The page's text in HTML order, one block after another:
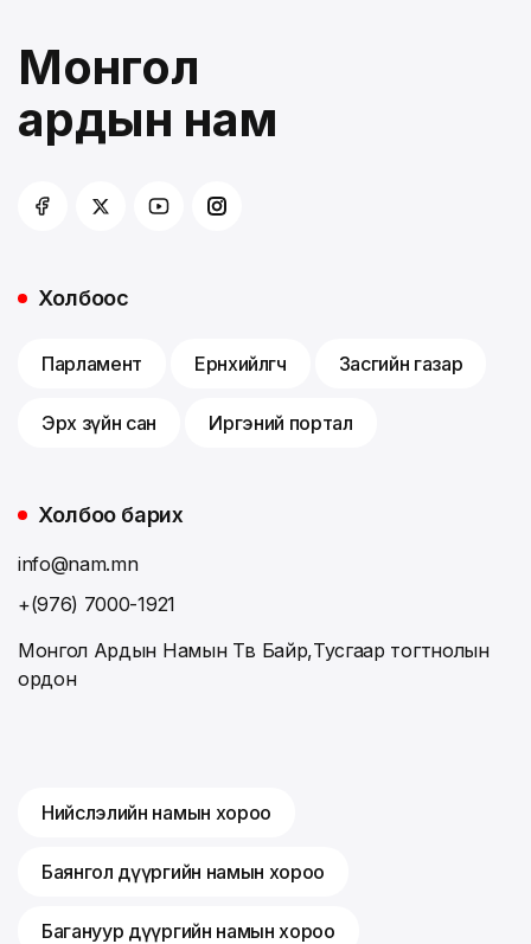
Монгол
ардын нам
Холбоос
Парламент Ерөнхийлөгч Засгийн газар
Эрх зүйн сан Иргэний портал
Холбоо барих
info@nam.mn
+(976) 7000-1921
Монгол Ардын Намын Төв Байр,Тусгаар тогтнолын
ордон
Нийслэлийн намын хороо
Баянгол дүүргийн намын хороо
Багануур дүүргийн намын хороо